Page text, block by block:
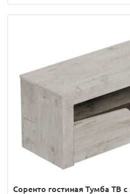
Соренто гостиная Тумба ТВ